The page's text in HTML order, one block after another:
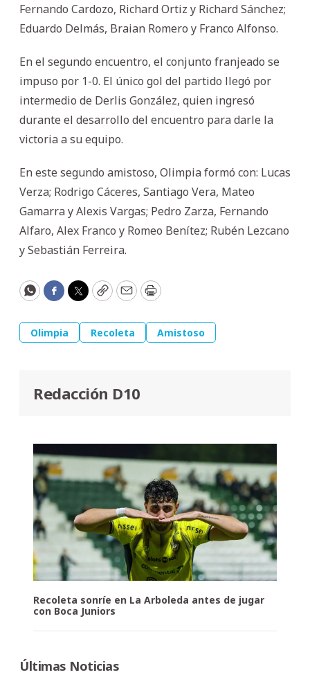
Fernando Cardozo, Richard Ortiz y Richard Sánchez;
Eduardo Delmás, Braian Romero y Franco Alfonso.
En el segundo encuentro, el conjunto franjeado se
impuso por 1-0. El único gol del partido llegó por
intermedio de Derlis González, quien ingresó
durante el desarrollo del encuentro para darle la
victoria a su equipo.
En este segundo amistoso, Olimpia formó con: Lucas
Verza; Rodrigo Cáceres, Santiago Vera, Mateo
Gamarra y Alexis Vargas; Pedro Zarza, Fernando
Alfaro, Alex Franco y Romeo Benítez; Rubén Lezcano
y Sebastián Ferreira.
WhatsApp
Facebook
Twitter
CopyEmailPrint
Olimpia Recoleta Amistoso
Redacción D10
Recoleta sonríe en La Arboleda antes de jugar
con Boca Juniors
Últimas Noticias